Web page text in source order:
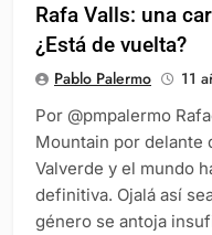
Rafa Valls: una
¿Está de vuelta?
Pablo Palermo 11
Por @pmpalermo
Mountain por delante
Valverde y el mundo
definitiva. Ojalá así
género se antoja